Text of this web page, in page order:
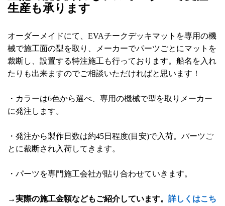
生産も承ります
オーダーメイドにて、EVAチークデッキマットを専用の機
械で施工面の型を取り、メーカーでパーツごとにマットを
裁断し、設置する特注施工も行っております。船名を入れ
たりも出来ますのでご相談いただければと思います！
・カラーは6色から選べ、専用の機械で型を取りメーカー
に発注します。
・発注から製作日数は約45日程度(目安)で入荷。パーツご
とに裁断され入荷してきます。
・パーツを専門施工会社が貼り合わせていきます。
→実際の施工金額などもご紹介しています。 詳しくはこち